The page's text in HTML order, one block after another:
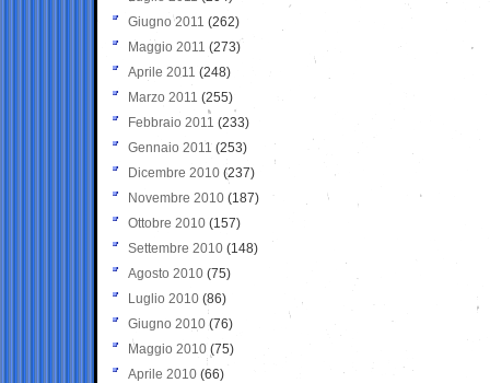
Giugno 2011 (262)
Maggio 2011 (273)
Aprile 2011 (248)
Marzo 2011 (255)
Febbraio 2011 (233)
Gennaio 2011 (253)
Dicembre 2010 (237)
Novembre 2010 (187)
Ottobre 2010 (157)
Settembre 2010 (148)
Agosto 2010 (75)
Luglio 2010 (86)
Giugno 2010 (76)
Maggio 2010 (75)
Aprile 2010 (66)